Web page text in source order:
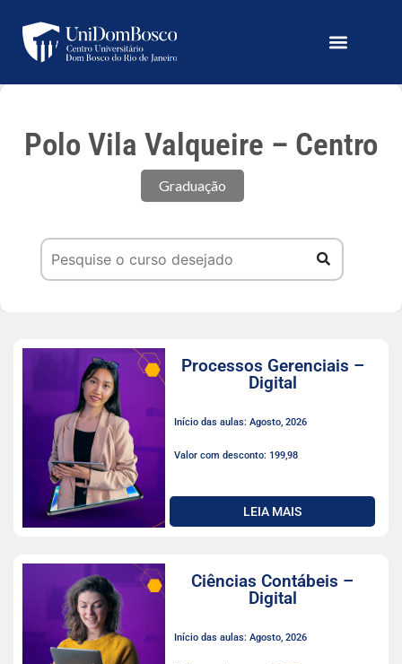
Polo Vila Valqueire – Centro
Graduação
Processos Gerenciais –
Digital
Início das aulas: Agosto, 2026
Valor com desconto: 199,98
LEIA MAIS
Ciências Contábeis –
Digital
Início das aulas: Agosto, 2026